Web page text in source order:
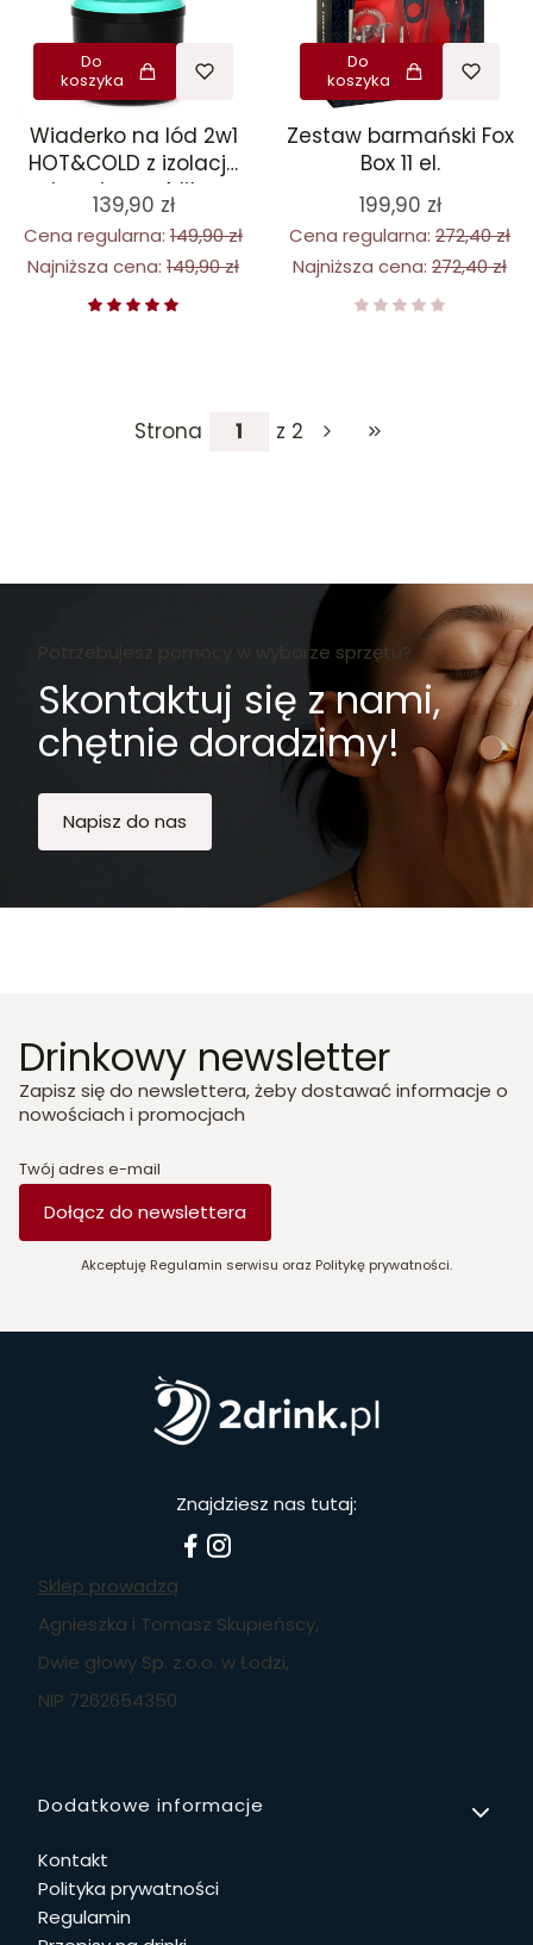
Do
koszyka
Wiaderko na lód 2w1
HOT&COLD z izolacją
termiczną 4 litry
139,90 zł
Cena regularna: 149,90 zł
Najniższa cena: 149,90 zł
Do
koszyka
Zestaw barmański Fox
Box 11 el.
199,90 zł
Cena regularna: 272,40 zł
Najniższa cena: 272,40 zł
Strona z 2 Przejdź do ostatniej
Potrzebujesz pomocy w wyborze sprzętu?
Skontaktuj się z nami,
chętnie doradzimy!
Napisz do nas
Drinkowy newsletter
Zapisz się do newslettera, żeby dostawać informacje o
nowościach i promocjach
Twój adres e-mail
Dołącz do newslettera
Akceptuję Regulamin serwisu oraz Politykę prywatności.
Znajdziesz nas tutaj:
Sklep prowadzą
Agnieszka i Tomasz Skupieńscy,
Dwie głowy Sp. z.o.o. w Łodzi,
NIP 7262654350
Linki w stopce
Dodatkowe informacje
Kontakt
Polityka prywatności
Regulamin